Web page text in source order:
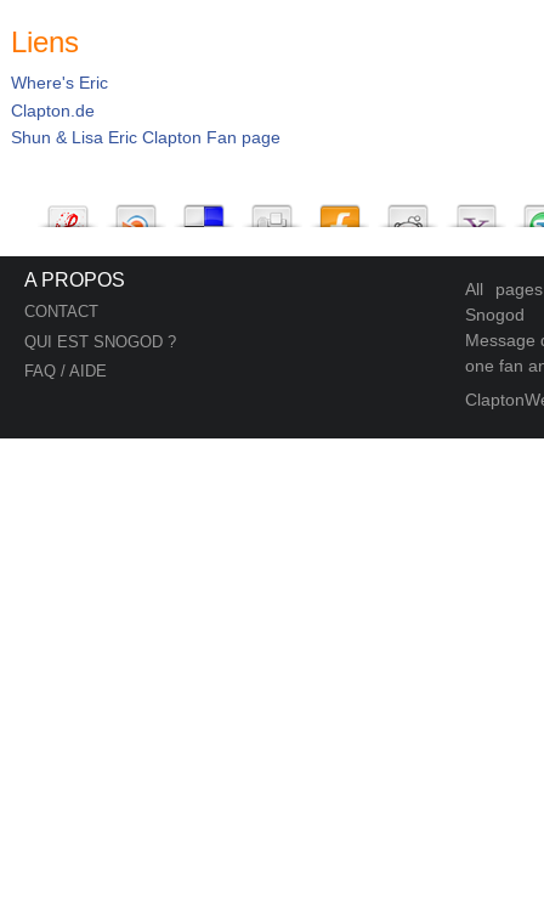
Liens
Where's Eric
Clapton.de
Shun & Lisa Eric Clapton Fan page
A PROPOS
CONTACT
QUI EST SNOGOD ?
FAQ / AIDE
All
Snogod
Message
one fan